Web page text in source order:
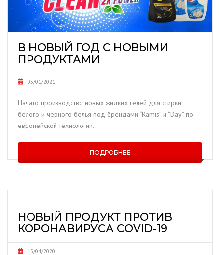
В НОВЫЙ ГОД С НОВЫМИ
ПРОДУКТАМИ
05/01/2021
Начато производство новых жидких гелей для стирки
белого и черного белья под брендами “Ramis” и “Day” по
европейской технологии.
ПОДРОБНЕЕ
НОВЫЙ ПРОДУКТ ПРОТИВ
КОРОНАВИРУСА COVID-19
15/04/2020